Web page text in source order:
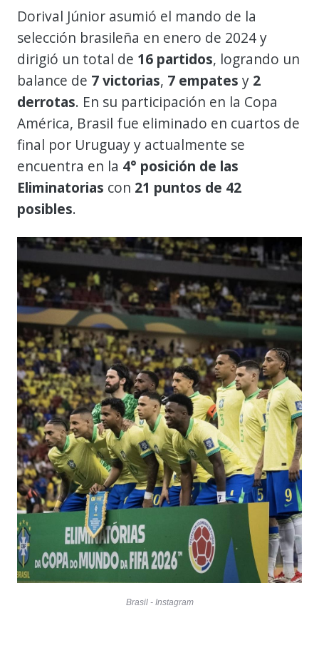
Dorival Júnior asumió el mando de la
selección brasileña en enero de 2024 y
dirigió un total de 16 partidos, logrando un
balance de 7 victorias, 7 empates y 2
derrotas. En su participación en la Copa
América, Brasil fue eliminado en cuartos de
final por Uruguay y actualmente se
encuentra en la 4° posición de las
Eliminatorias con 21 puntos de 42
posibles.
Brasil - Instagram